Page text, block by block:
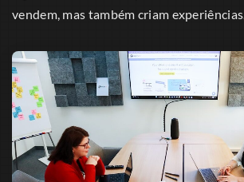
vendem, mas também criam experiências.